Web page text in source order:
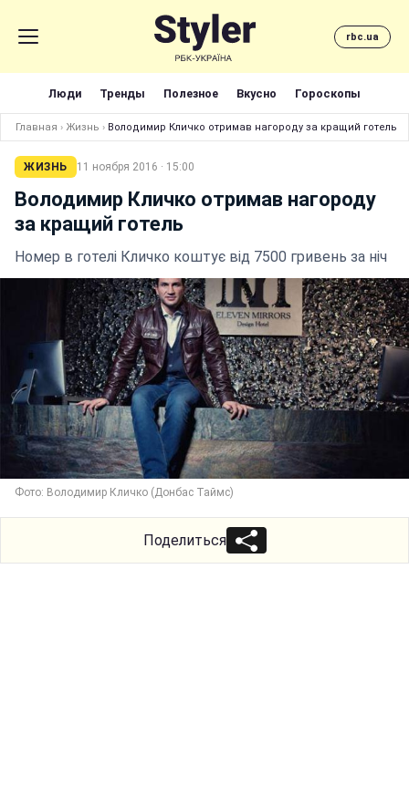
rbc.ua
Люди Тренды Полезное Вкусно Гороскопы
Главная › Жизнь › Володимир Кличко отримав нагороду за кращий готель
ЖИЗНЬ 11 ноября 2016 · 15:00
Володимир Кличко отримав нагороду
за кращий готель
Номер в готелі Кличко коштує від 7500 гривень за ніч
Фото: Володимир Кличко (Донбас Таймс)
Поделиться